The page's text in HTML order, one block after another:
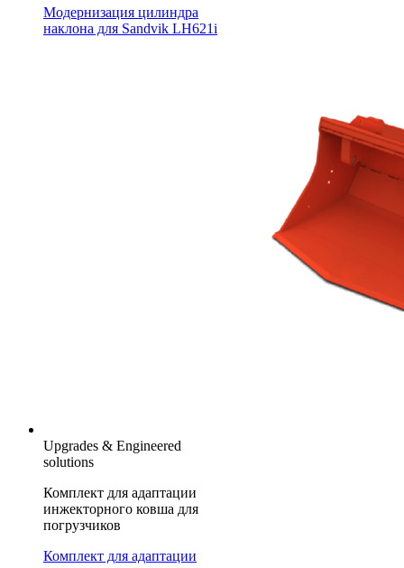
Модернизация цилиндра
наклона для Sandvik LH621i
Upgrades & Engineered
solutions
Комплект для адаптации
инжекторного ковша для
погрузчиков
Комплект для адаптации